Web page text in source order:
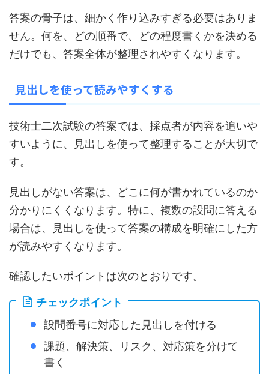
答案の骨子は、細かく作り込みすぎる必要はありま
せん。何を、どの順番で、どの程度書くかを決める
だけでも、答案全体が整理されやすくなります。
見出しを使って読みやすくする
技術士二次試験の答案では、採点者が内容を追いや
すいように、見出しを使って整理することが大切で
す。
見出しがない答案は、どこに何が書かれているのか
分かりにくくなります。特に、複数の設問に答える
場合は、見出しを使って答案の構成を明確にした方
が読みやすくなります。
確認したいポイントは次のとおりです。
チェックポイント
設問番号に対応した見出しを付ける
課題、解決策、リスク、対応策を分けて
書く